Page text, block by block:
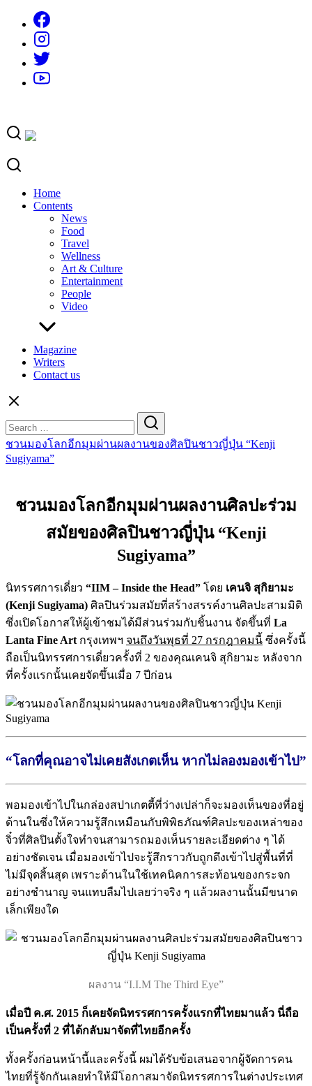
content
Home
Contents
News
Food
Travel
Wellness
Art & Culture
Entertainment
People
Video
Magazine
Writers
Contact us
for:
ชวนมองโลกอีกมุมผ่านผลงานของศิลปินชาวญี่ปุ่น “Kenji
Sugiyama”
ชวนมองโลกอีกมุมผ่านผลงานศิลปะร่วม
สมัยของศิลปินชาวญี่ปุ่น “Kenji
Sugiyama”
นิทรรศการเดี่ยว “IIM – Inside the Head” โดย เคนจิ สุกิยามะ
(Kenji Sugiyama) ศิลปินร่วมสมัยที่สร้างสรรค์งานศิลปะสามมิติ
ซึ่งเปิดโอกาสให้ผู้เข้าชมได้มีส่วนร่วมกับชิ้นงาน จัดขึ้นที่ La
Lanta Fine Art กรุงเทพฯ จนถึงวันพุธที่ 27 กรกฎาคมนี้ ซึ่งครั้งนี้
ถือเป็นนิทรรศการเดี่ยวครั้งที่ 2 ของคุณเคนจิ สุกิยามะ หลังจาก
ที่ครั้งแรกนั้นเคยจัดขึ้นเมื่อ 7 ปีก่อน
“โลกที่คุณอาจไม่เคยสังเกตเห็น หากไม่ลองมองเข้าไป”
พอมองเข้าไปในกล่องสปาเกตตี้ที่ว่างเปล่าก็จะมองเห็นของที่อยู่
ด้านในซึ่งให้ความรู้สึกเหมือนกับพิพิธภัณฑ์ศิลปะของเหล่าของ
จิ๋วที่ศิลปินตั้งใจทำจนสามารถมองเห็นรายละเอียดต่าง ๆ ได้
อย่างชัดเจน เมื่อมองเข้าไปจะรู้สึกราวกับถูกดึงเข้าไปสู่พื้นที่ที่
ไม่มีจุดสิ้นสุด เพราะด้านในใช้เทคนิคการสะท้อนของกระจก
อย่างชำนาญ จนแทบลืมไปเลยว่าจริง ๆ แล้วผลงานนั้นมีขนาด
เล็กเพียงใด
ผลงาน “I.I.M The Third Eye”
เมื่อปี ค.ศ. 2015 ก็เคยจัดนิทรรศการครั้งแรกที่ไทยมาแล้ว นี่ถือ
เป็นครั้งที่ 2 ที่ได้กลับมาจัดที่ไทยอีกครั้ง
ทั้งครั้งก่อนหน้านี้และครั้งนี้ ผมได้รับข้อเสนอจากผู้จัดการคน
ไทยที่รู้จักกันเลยทำให้มีโอกาสมาจัดนิทรรศการในต่างประเทศ